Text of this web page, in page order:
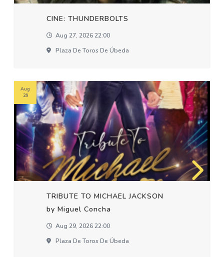
CINE: THUNDERBOLTS
Aug 27, 2026 22:00
Plaza De Toros De Úbeda
TRIBUTE TO MICHAEL JACKSON
by Miguel Concha
Aug 29, 2026 22:00
Plaza De Toros De Úbeda
Aug
29